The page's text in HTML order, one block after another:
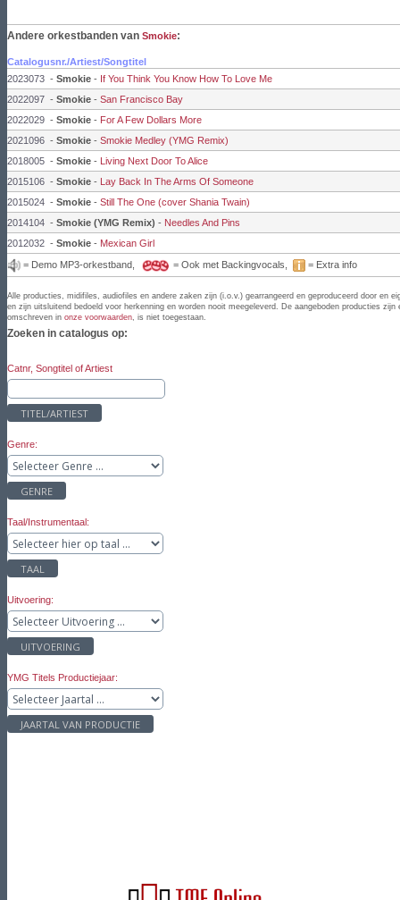
Andere orkestbanden van Smokie:
Catalogusnr./Artiest/Songtitel
2023073 - Smokie - If You Think You Know How To Love Me
2022097 - Smokie - San Francisco Bay
2022029 - Smokie - For A Few Dollars More
2021096 - Smokie - Smokie Medley (YMG Remix)
2018005 - Smokie - Living Next Door To Alice
2015106 - Smokie - Lay Back In The Arms Of Someone
2015024 - Smokie - Still The One (cover Shania Twain)
2014104 - Smokie (YMG Remix) - Needles And Pins
2012032 - Smokie - Mexican Girl
= Demo MP3-orkestband,
= Ook met Backingvocals, = Extra info
Alle producties, midifiles, audiofiles en andere zaken zijn (i.o.v.) gearrangeerd en geproduceerd door en
en zijn uitsluitend bedoeld voor herkenning en worden nooit meegeleverd. De aangeboden producties
omschreven in onze voorwaarden, is niet toegestaan.
Zoeken in catalogus op:
Catnr, Songtitel of Artiest
TITEL/ARTIEST
Genre:
GENRE
Taal/Instrumentaal:
TAAL
Uitvoering:
UITVOERING
YMG Titels Productiejaar:
JAARTAL VAN PRODUCTIE